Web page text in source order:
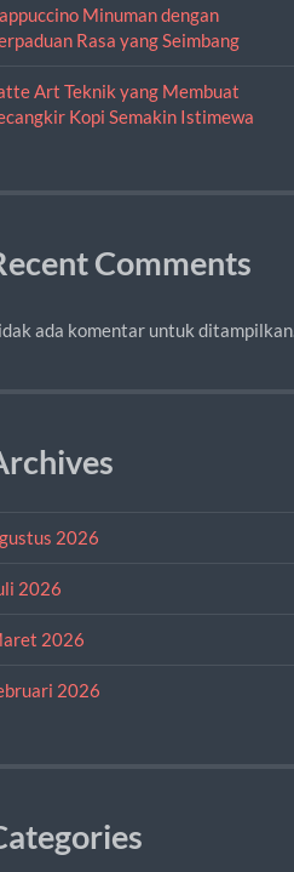
Minuman dengan
Rasa yang Seimbang
Art Teknik yang Membuat
Kopi Semakin Istimewa
Comments
ada komentar untuk ditampilkan.
2026
2026
2026
2026